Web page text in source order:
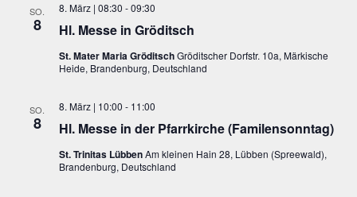
SO.
8 Hl. Messe in Gröditsch
8. März | 08:30 -09:30
St. Mater Maria GröditschGröditscher Dorfstr. 10a, Märkische
Heide, Brandenburg, Deutschland
SO.
8 Hl. Messe in der Pfarrkirche (Familensonntag)
8. März | 10:00 - 11:00
St. Trinitas LübbenAm kleinen Hain 28, Lübben (Spreewald),
Brandenburg, Deutschland